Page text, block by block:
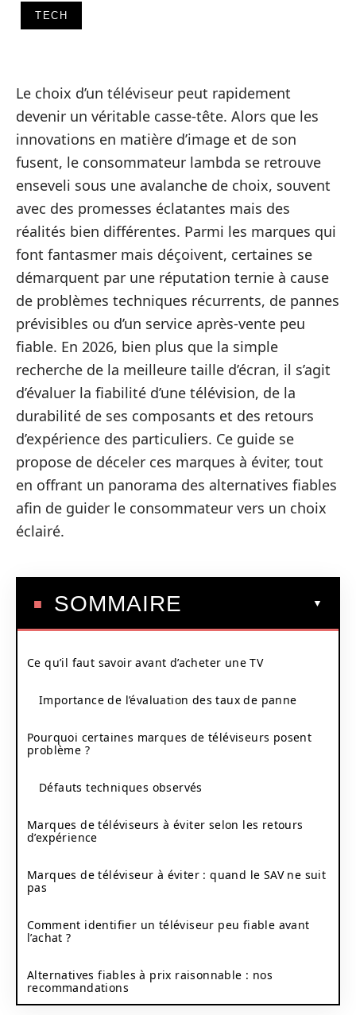
TECH
Le choix d’un téléviseur peut rapidement
devenir un véritable casse-tête. Alors que les
innovations en matière d’image et de son
fusent, le consommateur lambda se retrouve
enseveli sous une avalanche de choix, souvent
avec des promesses éclatantes mais des
réalités bien différentes. Parmi les marques qui
font fantasmer mais déçoivent, certaines se
démarquent par une réputation ternie à cause
de problèmes techniques récurrents, de pannes
prévisibles ou d’un service après-vente peu
fiable. En 2026, bien plus que la simple
recherche de la meilleure taille d’écran, il s’agit
d’évaluer la fiabilité d’une télévision, de la
durabilité de ses composants et des retours
d’expérience des particuliers. Ce guide se
propose de déceler ces marques à éviter, tout
en offrant un panorama des alternatives fiables
afin de guider le consommateur vers un choix
éclairé.
SOMMAIRE
Ce qu’il faut savoir avant d’acheter une TV
Importance de l’évaluation des taux de panne
Pourquoi certaines marques de téléviseurs posent
problème ?
Défauts techniques observés
Marques de téléviseurs à éviter selon les retours
d’expérience
Marques de téléviseur à éviter : quand le SAV ne suit
pas
Comment identifier un téléviseur peu fiable avant
l’achat ?
Alternatives fiables à prix raisonnable : nos
recommandations